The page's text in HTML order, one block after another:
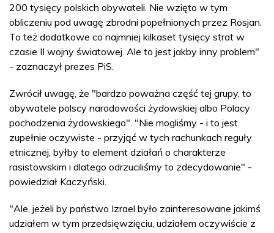
200 tysięcy polskich obywateli. Nie wzięto w tym
obliczeniu pod uwagę zbrodni popełnionych przez Rosjan.
To też dodatkowe co najmniej kilkaset tysięcy strat w
czasie II wojny światowej. Ale to jest jakby inny problem"
- zaznaczył prezes PiS.
Zwrócił uwagę, że "bardzo poważna część tej grupy, to
obywatele polscy narodowości żydowskiej albo Polacy
pochodzenia żydowskiego". "Nie mogliśmy - i to jest
zupełnie oczywiste - przyjąć w tych rachunkach reguły
etnicznej, byłby to element działań o charakterze
rasistowskim i dlatego odrzuciliśmy to zdecydowanie" -
powiedział Kaczyński.
"Ale, jeżeli by państwo Izrael było zainteresowane jakimś
udziałem w tym przedsięwzięciu, udziałem oczywiście z